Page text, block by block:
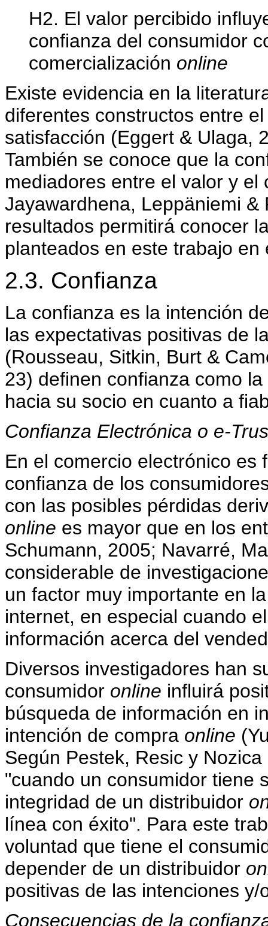
H2. El valor percibido
confianza del consumidor
comercialización online
Existe evidencia en la
diferentes constructos entre
satisfacción (Eggert & Ulaga,
También se conoce que la
mediadores entre el valor y
Jayawardhena, Leppäniemi
resultados permitirá conocer
planteados en este trabajo
2.3. Confianza
La confianza es la intención
las expectativas positivas de
(Rousseau, Sitkin, Burt &
23) definen confianza como
hacia su socio en cuanto a
Confianza Electrónica o e-
En el comercio electrónico es
confianza de los
con las posibles pérdidas
online es mayor que en los
Schumann, 2005; Navarré,
considerable de
un factor muy importante en
internet, en especial cuando
información acerca del
Diversos investigadores han
consumidor online influirá
búsqueda de información en
intención de compra online
Según Pestek, Resic y
"cuando un consumidor tiene
integridad de un distribuidor
línea con éxito". Para este
voluntad que tiene el
depender de un distribuidor
positivas de las intenciones
Consecuencias de la